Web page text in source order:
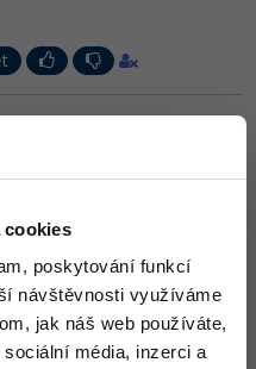
cookies
poskytování funkcí
návštěvnosti využíváme
jak náš web používáte,
média, inzerci a
jen jednu.
15.4.2014 13:14
DB máš hodně tabulek, psal jsem